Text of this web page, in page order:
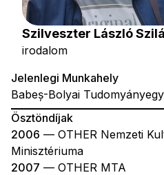
Szilveszter László
irodalom
Jelenlegi Munkahely
Babeș-Bolyai
Ösztöndíjak
2006 — OTHER Nemzeti
Minisztériuma
2007 — OTHER MTA